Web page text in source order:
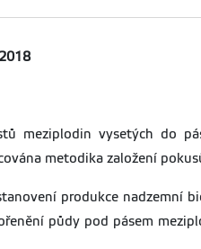
meziplodin vysetých do
metodika založení
produkce
půdy pod pásem